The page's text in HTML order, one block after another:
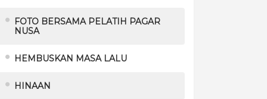
FOTO BERSAMA PELATIH PAGAR
NUSA
HEMBUSKAN MASA LALU
HINAAN